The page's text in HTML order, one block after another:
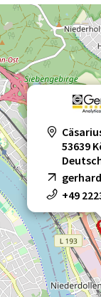
53639
+49